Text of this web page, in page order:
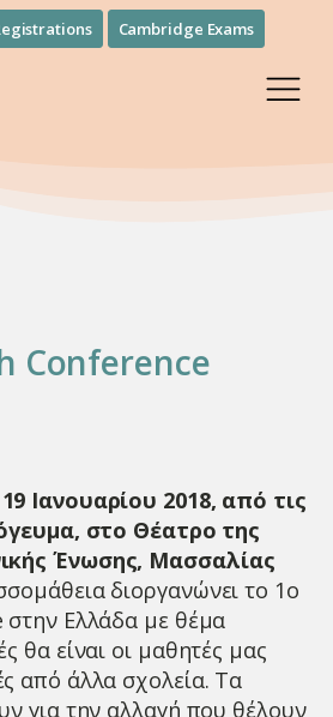
Cambridge Exams
Conference
Ιανουαρίου 2018, από τις
στο Θέατρο της
Ένωσης, Μασσαλίας
διοργανώνει το 1ο
Ελλάδα με θέμα
θα είναι οι μαθητές μας
από άλλα σχολεία. Τα
για την αλλαγή που θέλουν